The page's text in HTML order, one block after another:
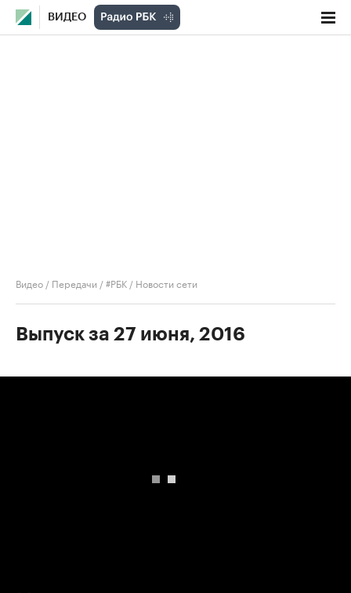
ВИДЕО
Видео / Передачи /#РБК / Новости сети
Выпуск за 27 июня, 2016